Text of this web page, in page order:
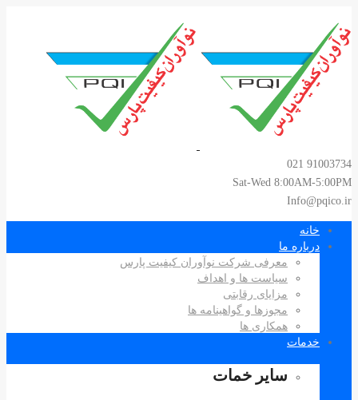
91003734 021
Sat-Wed 8:00AM-5:00PM
Info@pqico.ir
خانه
درباره ما
معرفی شرکت نوآوران کیفیت پارس
سیاست ها و اهداف
مزایای رقابتی
مجوزها و گواهینامه ها
همکاری ها
خدمات
سایر خمات